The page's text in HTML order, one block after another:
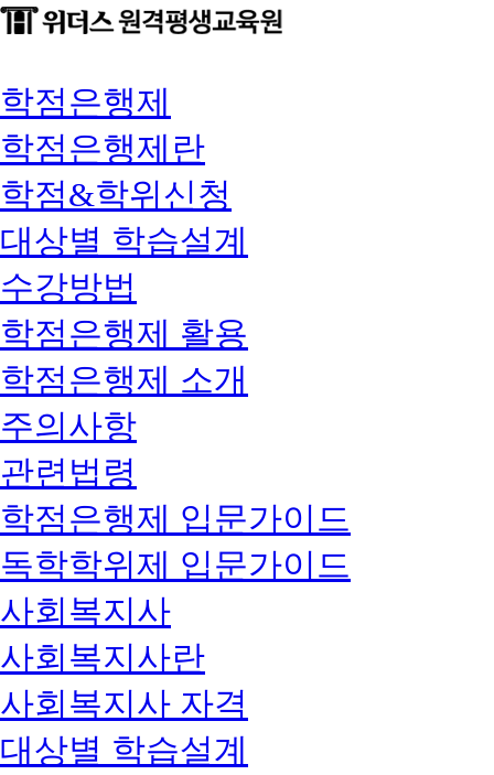
학점은행제
학점은행제란
학점&학위신청
대상별 학습설계
수강방법
학점은행제 활용
학점은행제 소개
주의사항
관련법령
학점은행제 입문가이드
독학학위제 입문가이드
사회복지사
사회복지사란
사회복지사 자격
대상별 학습설계